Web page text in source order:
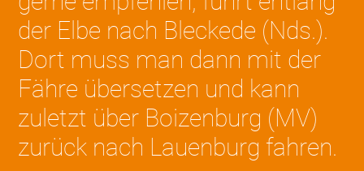
der Elbe nach Bleckede (Nds.).
Dort muss man dann mit der
Fähre übersetzen und kann
zuletzt über Boizenburg (MV)
zurück nach Lauenburg fahren.